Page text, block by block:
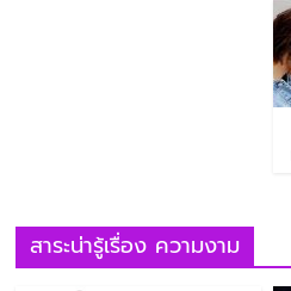
สาระน่ารู้เรื่อง ความงาม